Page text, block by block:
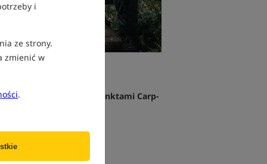
i
ze strony.
zmienić w
.
darmową dostawą, punktami Carp-